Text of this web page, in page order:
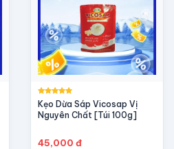
Kẹo Dừa Sáp Vicosap Vị
Nguyên Chất [Túi 100g]
45,000 đ